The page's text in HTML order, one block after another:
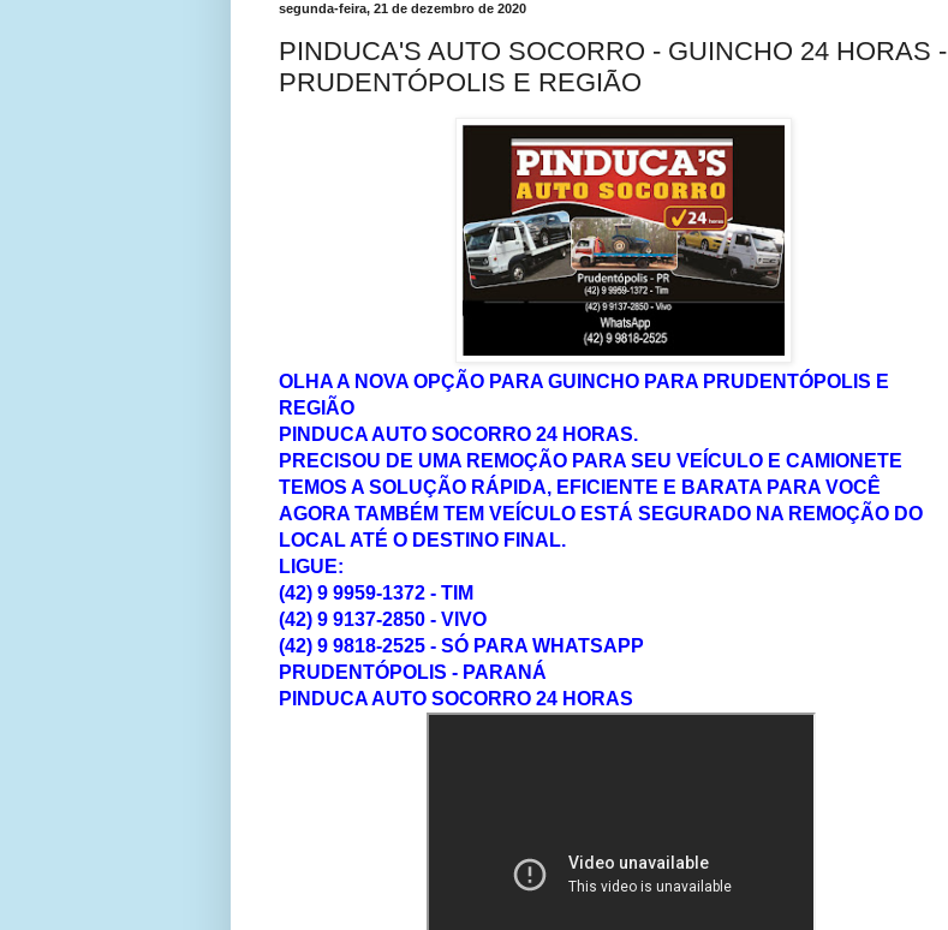
segunda-feira, 21 de dezembro de 2020
PINDUCA'S AUTO SOCORRO - GUINCHO 24 HORAS -
PRUDENTÓPOLIS E REGIÃO
OLHA A NOVA OPÇÃO PARA GUINCHO PARA PRUDENTÓPOLIS E
REGIÃO
PINDUCA AUTO SOCORRO 24 HORAS.
PRECISOU DE UMA REMOÇÃO PARA SEU VEÍCULO E CAMIONETE
TEMOS A SOLUÇÃO RÁPIDA, EFICIENTE E BARATA PARA VOCÊ
AGORA TAMBÉM TEM VEÍCULO ESTÁ SEGURADO NA REMOÇÃO DO
LOCAL ATÉ O DESTINO FINAL.
LIGUE:
(42) 9 9959-1372 - TIM
(42) 9 9137-2850 - VIVO
(42) 9 9818-2525 - SÓ PARA WHATSAPP
PRUDENTÓPOLIS - PARANÁ
PINDUCA AUTO SOCORRO 24 HORAS